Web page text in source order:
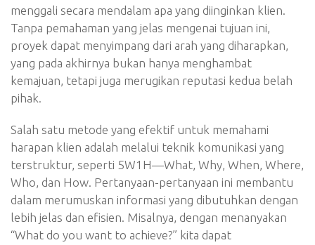
menggali secara mendalam apa yang diinginkan klien.
Tanpa pemahaman yang jelas mengenai tujuan ini,
proyek dapat menyimpang dari arah yang diharapkan,
yang pada akhirnya bukan hanya menghambat
kemajuan, tetapi juga merugikan reputasi kedua belah
pihak.
Salah satu metode yang efektif untuk memahami
harapan klien adalah melalui teknik komunikasi yang
terstruktur, seperti 5W1H—What, Why, When, Where,
Who, dan How. Pertanyaan-pertanyaan ini membantu
dalam merumuskan informasi yang dibutuhkan dengan
lebih jelas dan efisien. Misalnya, dengan menanyakan
“What do you want to achieve?” kita dapat